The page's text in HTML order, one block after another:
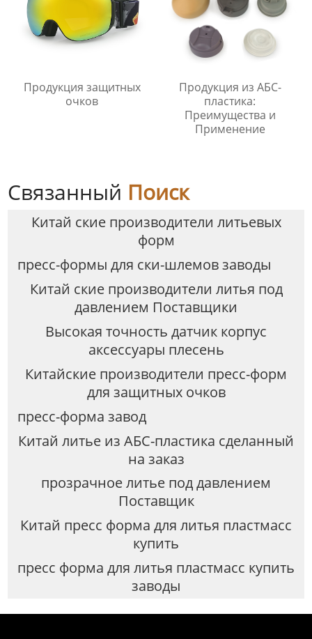
Продукция защитных
очков
Продукция из АБС-
пластика:
Преимущества и
Применение
Связанный Поиск
Китай ские производители литьевых
форм
пресс-формы для ски-шлемов заводы
Китай ские производители литья под
давлением Поставщики
Высокая точность датчик корпус
аксессуары плесень
Китайские производители пресс-форм
для защитных очков
пресс-форма завод
Китай литье из АБС-пластика сделанный
на заказ
прозрачное литье под давлением
Поставщик
Китай пресс форма для литья пластмасс
купить
пресс форма для литья пластмасс купить
заводы